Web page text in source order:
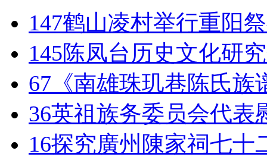
147鹤山凌村举行重阳
145陈凤台历史文化研
67 《南雄珠玑巷陈氏族
36英祖族务委员会代表
16探究廣州陳家祠七十